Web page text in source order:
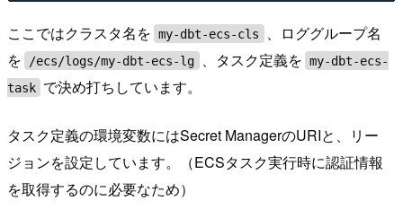
ここではクラスタ名を my-dbt-ecs-cls
、ロググループ名
を
/ecs/logs/my-dbt-ecs-lg 、タスク定義を my-dbt-ecs-
task で決め打ちしています。
タスク定義の環境変数にはSecret ManagerのURIと、リー
ジョンを設定しています。（ECSタスク実行時に認証情報
を取得するのに必要なため）